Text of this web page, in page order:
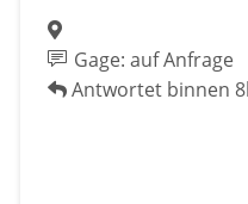
Gage: auf Anfrage
Antwortet binnen